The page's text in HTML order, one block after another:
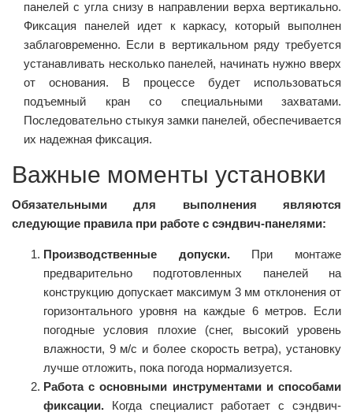
панелей с угла снизу в направлении верха вертикально.
Фиксация панелей идет к каркасу, который выполнен
заблаговременно. Если в вертикальном ряду требуется
устанавливать несколько панелей, начинать нужно вверх
от основания. В процессе будет использоваться
подъемный кран со специальными захватами.
Последовательно стыкуя замки панелей, обеспечивается
их надежная фиксация.
Важные моменты установки
Обязательными для выполнения являются
следующие правила при работе с сэндвич-панелями:
Производственные допуски.При монтаже
предварительно подготовленных панелей на
конструкцию допускает максимум 3 мм отклонения от
горизонтального уровня на каждые 6 метров. Если
погодные условия плохие (снег, высокий уровень
влажности, 9 м/с и более скорость ветра), установку
лучше отложить, пока погода нормализуется.
Работа с основными инструментами и способами
фиксации. Когда специалист работает с сэндвич-